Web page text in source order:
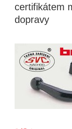
certifikátem
dopravy